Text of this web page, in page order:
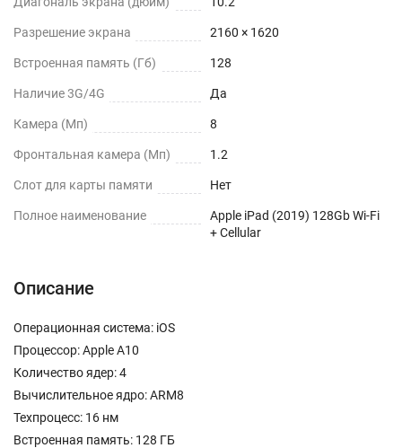
Разрешение экрана 2160 × 1620
Встроенная память (Гб) 128
Наличие 3G/4G Да
Камера (Мп) 8
Фронтальная камера (Мп) 1.2
Слот для карты памяти Нет
Полное наименование
Apple iPad (2019) 128Gb Wi-Fi
+ Cellular
Описание
Операционная система: iOS
Процессор: Apple A10
Количество ядер: 4
Вычислительное ядро: ARM8
Техпроцесс: 16 нм
Встроенная память: 128 ГБ